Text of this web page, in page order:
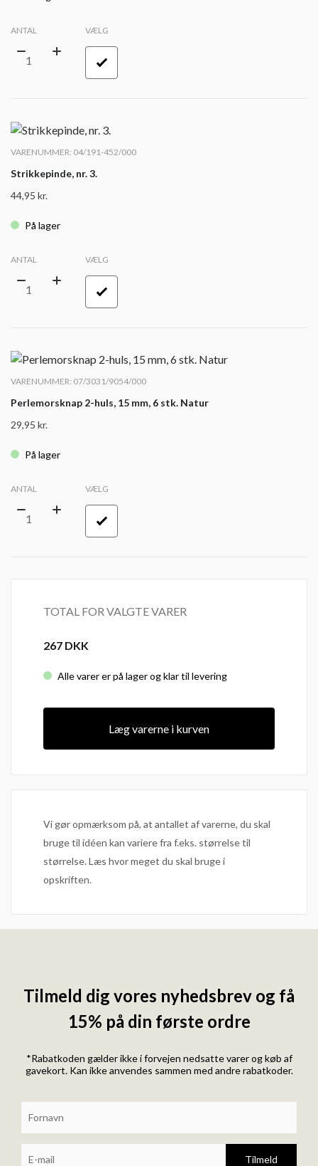
ANTAL VÆLG
VARENUMMER: 04/191-452/000
Strikkepinde, nr. 3.
44,95 kr.
På lager
ANTAL VÆLG
VARENUMMER: 07/3031/9054/000
Perlemorsknap 2-huls, 15 mm, 6 stk. Natur
29,95 kr.
På lager
ANTAL VÆLG
TOTAL FOR VALGTE VARER
267 DKK
Alle varer er på lager og klar til levering
Læg varerne i kurven
Vi gør opmærksom på, at antallet af varerne, du skal
bruge til idéen kan variere fra f.eks. størrelse til
størrelse. Læs hvor meget du skal bruge i
opskriften.
Tilmeld dig vores nyhedsbrev og få
15% på din første ordre
*Rabatkoden gælder ikke i forvejen nedsatte varer og køb af
gavekort. Kan ikke anvendes sammen med andre rabatkoder.
Tilmeld